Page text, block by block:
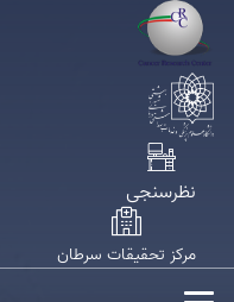
نظرسنجی
مرکز تحقیقات سرطان